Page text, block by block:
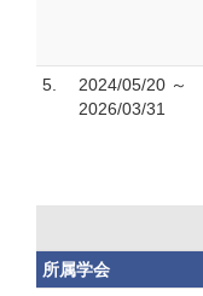
5.
2024/05/20 ～
2026/03/31
所属学会